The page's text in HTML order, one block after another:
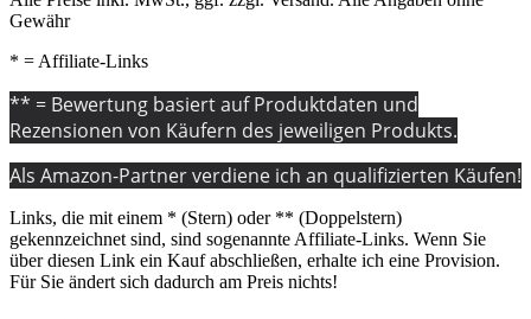
Gewähr
* = Affiliate-Links
** = Bewertung basiert auf Produktdaten und
Rezensionen von Käufern des jeweiligen Produkts.
Als Amazon-Partner verdiene ich an qualifizierten Käufen!
Links, die mit einem * (Stern) oder ** (Doppelstern)
gekennzeichnet sind, sind sogenannte Affiliate-Links. Wenn Sie
über diesen Link ein Kauf abschließen, erhalte ich eine Provision.
Für Sie ändert sich dadurch am Preis nichts!